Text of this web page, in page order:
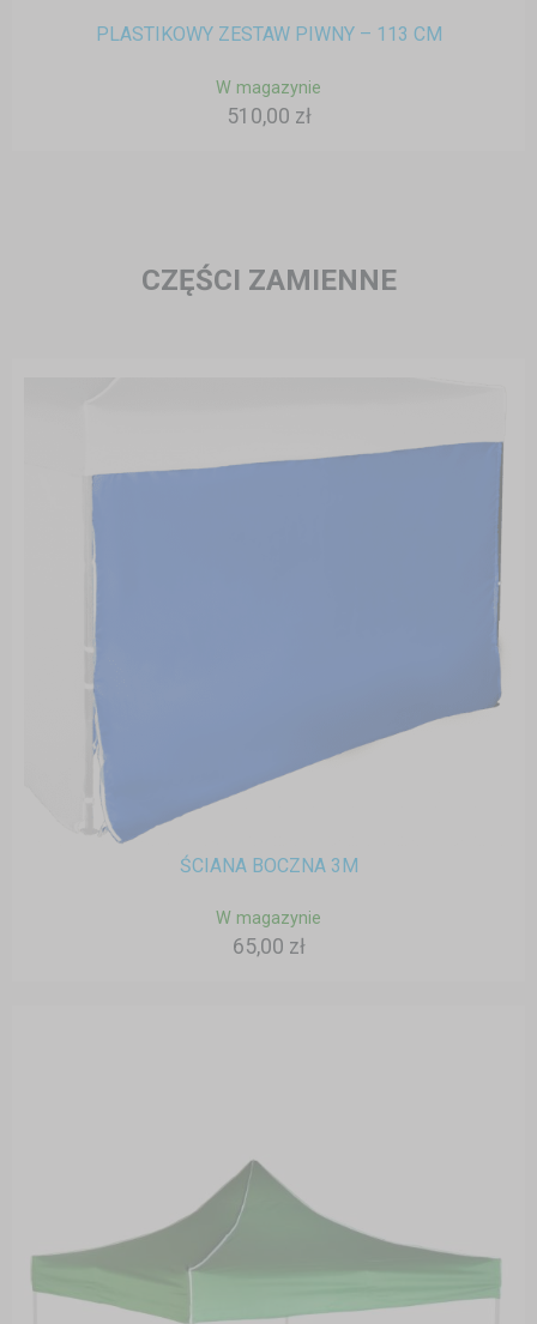
PLASTIKOWY ZESTAW PIWNY – 113 CM
W magazynie
510,00 zł
CZĘŚCI ZAMIENNE
ŚCIANA BOCZNA 3M
W magazynie
65,00 zł